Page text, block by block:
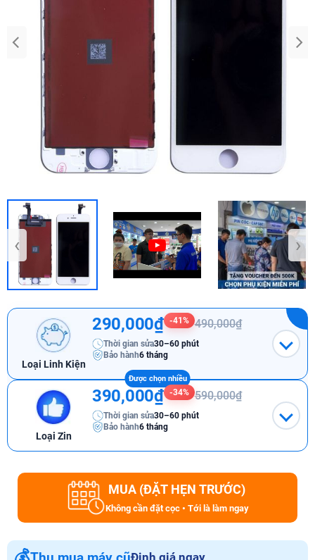
‹ ›
Loại Linh Kiện
290,000₫ -41% 490,000₫
Thời gian sửa30–60 phút
Bảo hành6 tháng
Loại Zin
390,000₫ -34% 590,000₫
Thời gian sửa30–60 phút
Bảo hành6 tháng
MUA (ĐẶT HẸN TRƯỚC)
Không cần đặt cọc • Tới là làm ngay